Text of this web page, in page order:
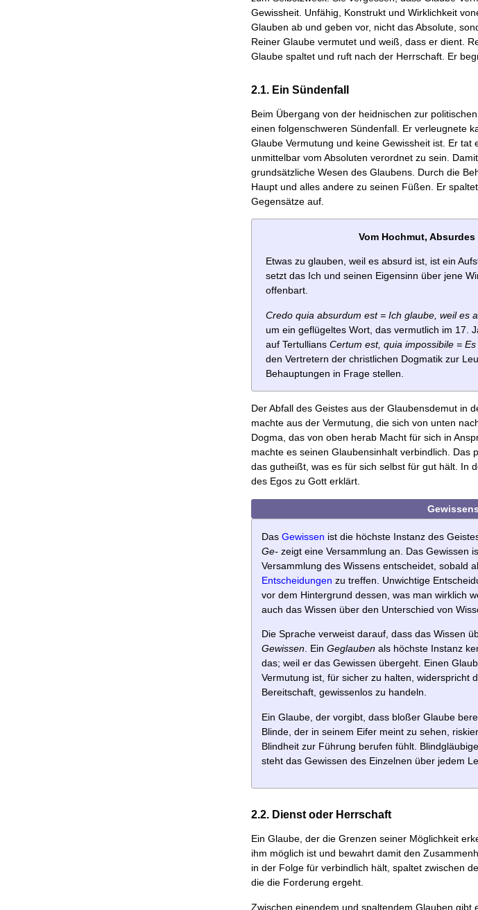
Gewissheit. Unfähig, Konstrukt und Wirklichkeit
Glauben ab und geben vor, nicht das Absolute,
Reiner Glaube ver­mutet und weiß, dass er dient.
Glaube spaltet und ruft nach der Herrschaft. Er
2.1. Ein Sündenfall
Beim Übergang von der heidnischen zur politischen
einen folgenschweren Sündenfall. Er verleugnete
Glaube Vermutung und keine Gewissheit ist. Er tat
unmittelbar vom Absoluten verordnet zu sein.
grundsätzliche Wesen des Glaubens. Durch die
Haupt und alles andere zu seinen Füßen. Er
Gegensätze auf.
Vom Hochmut,
Etwas zu glauben, weil es absurd ist, ist ein
setzt das Ich und seinen Eigensinn über jene
offenbart.
Credo quia absurdum est = Ich glaube, weil es
um ein geflügeltes Wort, das vermutlich im 17.
auf Tertullians Certum est, quia impossi­bile =
den Vertretern der christlichen Dogma­tik zur
Behauptungen in Frage stellen.
Der Abfall des Geistes aus der Glaubensdemut in
machte aus der Vermutung, die sich von unten
Dogma, das von oben herab Macht für sich in
machte es seinen Glaubensinhalt verbindlich. Das
das gutheißt, was es für sich selbst für gut hält. In
des Egos zu Gott erklärt.
Das Gewissen ist die höchste Instanz des
Ge-zeigt eine Versammlung an. Das Gewissen
Versammlung des Wissens entscheidet, sobald
Entscheidungen zu treffen. Unwichtige
vor dem Hintergrund dessen, was man wirklich
auch das Wissen über den Unterschied von
Die Sprache verweist darauf, dass das Wissen
Gewissen. Ein Geglaubenals höchste Instanz
das; weil er das Gewissen übergeht. Einen
Vermutung ist, für sicher zu halten, wider­spricht
Bereitschaft, gewis­senlos zu handeln.
Ein Glaube, der vorgibt, dass bloßer Glaube
Blinde, der in seinem Eifer meint zu sehen,
Blindheit zur Führung berufen fühlt.
steht das Gewissen des Einzelnen über jedem
2.2. Dienst oder Herrschaft
Ein Glaube, der die Grenzen seiner Möglichkeit
ihm möglich ist und bewahrt damit den
in der Folge für verbindlich hält, spaltet zwischen
die die Forderung ergeht.
Zwischen einendem und spaltendem Glauben gibt